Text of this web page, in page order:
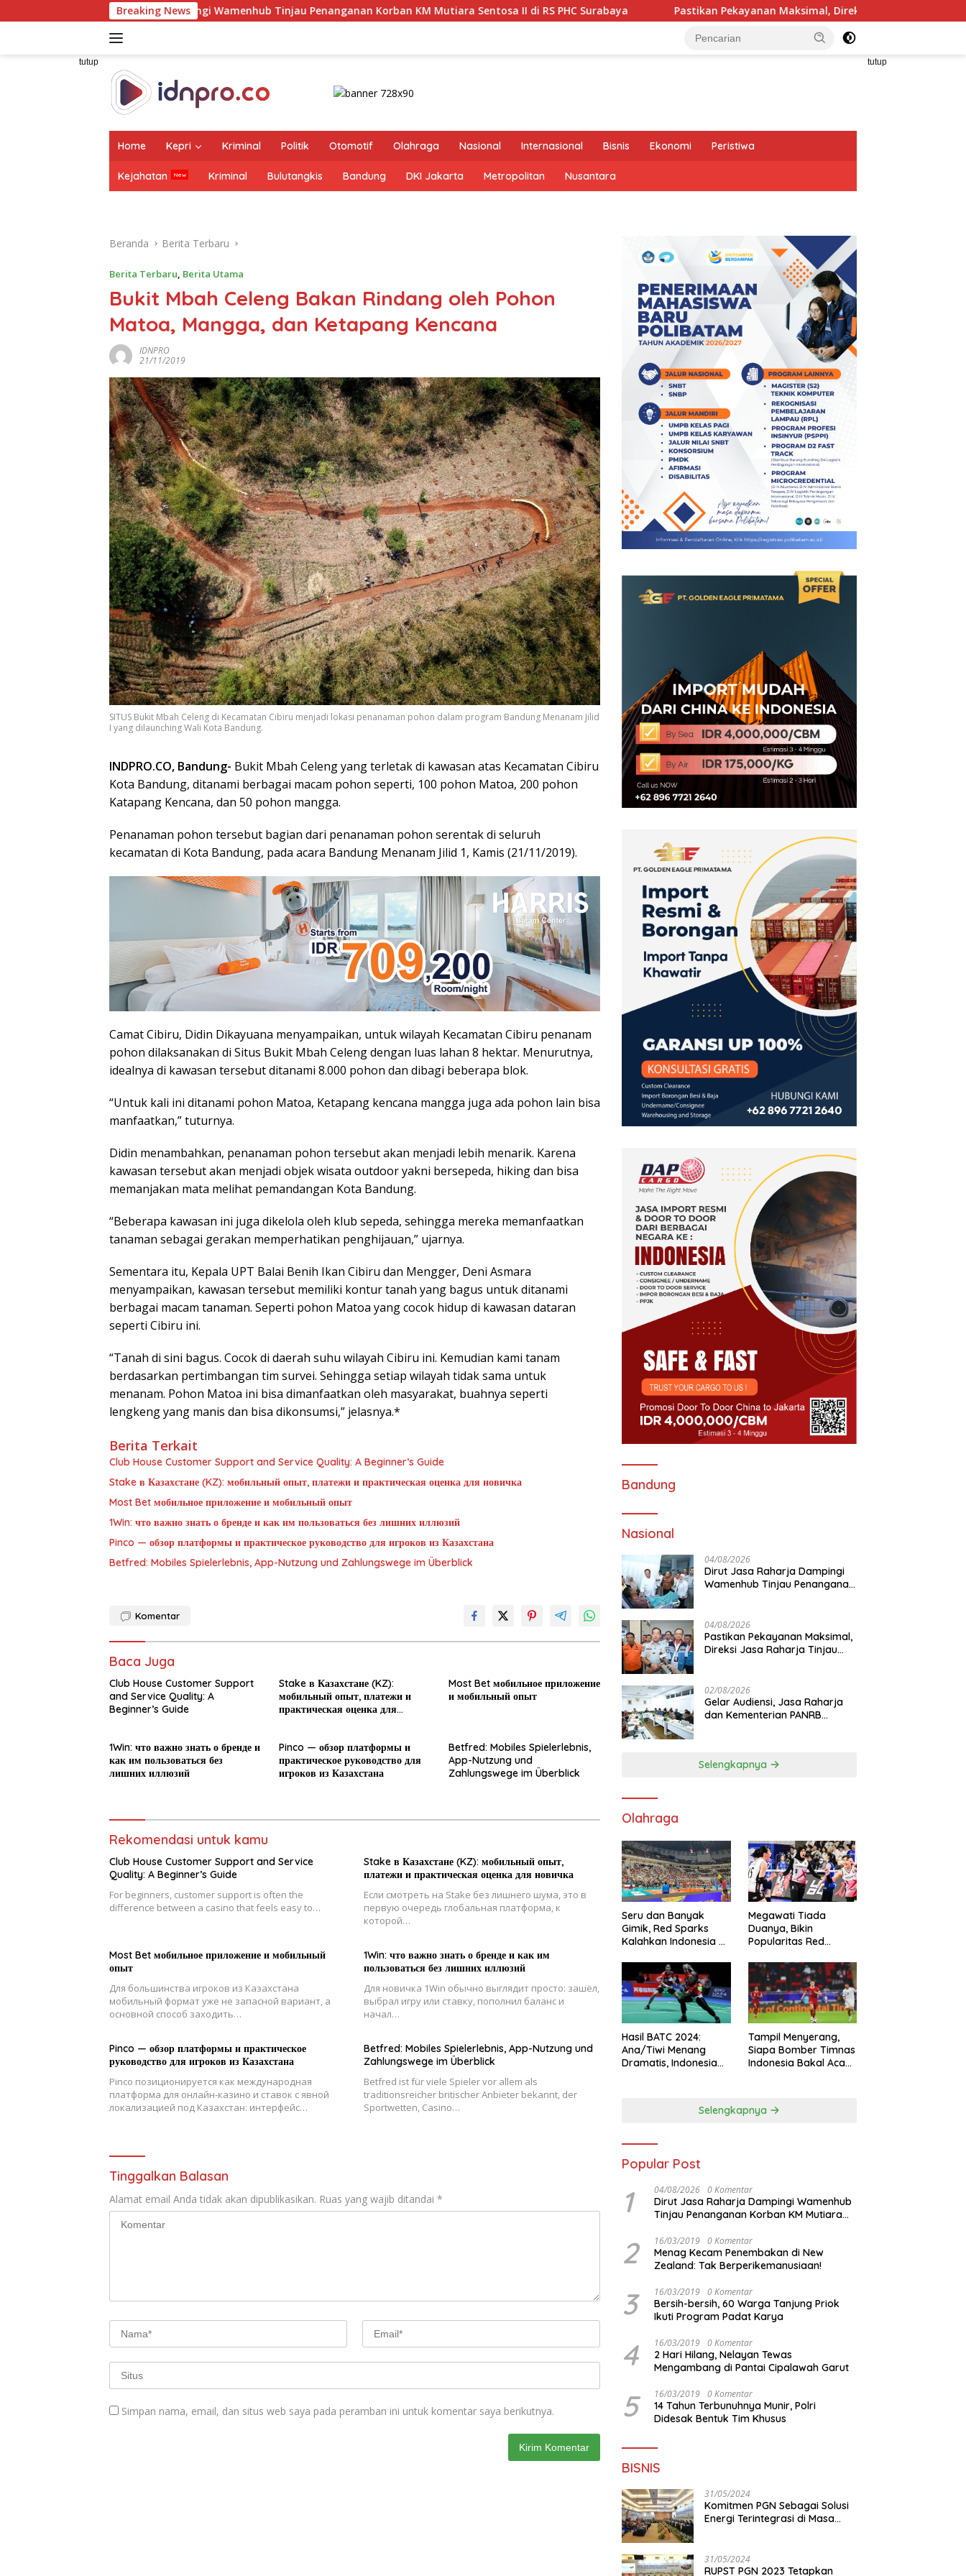
ke
Breaking News
Dampingi Wamenhub Tinjau Penanganan Korban KM Mutiara Sentosa II di RS PHC Surabaya Pastikan Pekayanan Maksimal, Direksi Jasa Raharja Tinjau Korban Kebakaran
tutup tutup
Home Kepri Kriminal Politik Otomotif Olahraga Nasional Internasional Bisnis Ekonomi Peristiwa
Kejahatan Kriminal Bulutangkis Bandung DKI Jakarta Metropolitan Nusantara
Beranda Berita Terbaru
Berita Terbaru, Berita Utama
Bukit Mbah Celeng Bakan Rindang oleh Pohon
Matoa, Mangga, dan Ketapang Kencana
IDNPRO
21/11/2019
SITUS Bukit Mbah Celeng di Kecamatan Cibiru menjadi lokasi penanaman pohon dalam program Bandung Menanam Jilid
I yang dilaunching Wali Kota Bandung.
INDPRO.CO, Bandung- Bukit Mbah Celeng yang terletak di kawasan atas Kecamatan Cibiru
Kota Bandung, ditanami berbagai macam pohon seperti, 100 pohon Matoa, 200 pohon
Katapang Kencana, dan 50 pohon mangga.
Penanaman pohon tersebut bagian dari penanaman pohon serentak di seluruh
kecamatan di Kota Bandung, pada acara Bandung Menanam Jilid 1, Kamis (21/11/2019).
Camat Cibiru, Didin Dikayuana menyampaikan, untuk wilayah Kecamatan Cibiru penanam
pohon dilaksanakan di Situs Bukit Mbah Celeng dengan luas lahan 8 hektar. Menurutnya,
idealnya di kawasan tersebut ditanami 8.000 pohon dan dibagi beberapa blok.
“Untuk kali ini ditanami pohon Matoa, Ketapang kencana mangga juga ada pohon lain bisa
manfaatkan,” tuturnya.
Didin menambahkan, penanaman pohon tersebut akan menjadi lebih menarik. Karena
kawasan tersebut akan menjadi objek wisata outdoor yakni bersepeda, hiking dan bisa
memanjakan mata melihat pemandangan Kota Bandung.
“Beberapa kawasan ini juga dikelola oleh klub sepeda, sehingga mereka memanfaatkan
tanaman sebagai gerakan memperhatikan penghijauan,” ujarnya.
Sementara itu, Kepala UPT Balai Benih Ikan Cibiru dan Mengger, Deni Asmara
menyampaikan, kawasan tersebut memiliki kontur tanah yang bagus untuk ditanami
berbagai macam tanaman. Seperti pohon Matoa yang cocok hidup di kawasan dataran
seperti Cibiru ini.
“Tanah di sini bagus. Cocok di daerah suhu wilayah Cibiru ini. Kemudian kami tanam
berdasarkan pertimbangan tim survei. Sehingga setiap wilayah tidak sama untuk
menanam. Pohon Matoa ini bisa dimanfaatkan oleh masyarakat, buahnya seperti
lengkeng yang manis dan bisa dikonsumsi,” jelasnya.*
Berita Terkait
Club House Customer Support and Service Quality: A Beginner’s Guide
Stake в Казахстане (KZ): мобильный опыт, платежи и практическая оценка для новичка
Most Bet мобильное приложение и мобильный опыт
1Win: что важно знать о бренде и как им пользоваться без лишних иллюзий
Pinco — обзор платформы и практическое руководство для игроков из Казахстана
Betfred: Mobiles Spielerlebnis, App-Nutzung und Zahlungswege im Überblick
Komentar
Baca Juga
Club House Customer Support
and Service Quality: A
Beginner’s Guide
Stake в Казахстане (KZ):
мобильный опыт, платежи и
практическая оценка для
Most Bet мобильное приложение
и мобильный опыт
1Win: что важно знать о бренде и
как им пользоваться без
лишних иллюзий
Pinco — обзор платформы и
практическое руководство для
игроков из Казахстана
Betfred: Mobiles Spielerlebnis,
App-Nutzung und
Zahlungswege im Überblick
Rekomendasi untuk kamu
Club House Customer Support and Service
Quality: A Beginner’s Guide
For beginners, customer support is often the
difference between a casino that feels easy to…
Stake в Казахстане (KZ): мобильный опыт,
платежи и практическая оценка для новичка
Если смотреть на Stake без лишнего шума, это в
первую очередь глобальная платформа, к
которой…
Most Bet мобильное приложение и мобильный
опыт
Для большинства игроков из Казахстана
мобильный формат уже не запасной вариант, а
основной способ заходить…
1Win: что важно знать о бренде и как им
пользоваться без лишних иллюзий
Для новичка 1Win обычно выглядит просто: зашёл,
выбрал игру или ставку, пополнил баланс и
начал…
Pinco — обзор платформы и практическое
руководство для игроков из Казахстана
Pinco позиционируется как международная
платформа для онлайн-казино и ставок с явной
локализацией под Казахстан: интерфейс…
Betfred: Mobiles Spielerlebnis, App-Nutzung und
Zahlungswege im Überblick
Betfred ist für viele Spieler vor allem als
traditionsreicher britischer Anbieter bekannt, der
Sportwetten, Casino…
Tinggalkan Balasan
Alamat email Anda tidak akan dipublikasikan. Ruas yang wajib ditandai *
Simpan nama, email, dan situs web saya pada peramban ini untuk komentar saya berikutnya.
Bandung
Nasional
04/08/2026
Dirut Jasa Raharja Dampingi
Wamenhub Tinjau Penanganan
04/08/2026
Pastikan Pekayanan Maksimal,
Direksi Jasa Raharja Tinjau
02/08/2026
Gelar Audiensi, Jasa Raharja
dan Kementerian PANRB
Selengkapnya
Olahraga
Seru dan Banyak
Gimik, Red Sparks
Kalahkan Indonesia All
Megawati Tiada
Duanya, Bikin
Popularitas Red
Hasil BATC 2024:
Ana/Tiwi Menang
Dramatis, Indonesia
Tampil Menyerang,
Siapa Bomber Timnas
Indonesia Bakal Acak-
Selengkapnya
Popular Post
1 04/08/2026 0 Komentar
Dirut Jasa Raharja Dampingi Wamenhub
Tinjau Penanganan Korban KM Mutiara
2 16/03/2019 0 Komentar
Menag Kecam Penembakan di New
Zealand: Tak Berperikemanusiaan!
3 16/03/2019 0 Komentar
Bersih-bersih, 60 Warga Tanjung Priok
Ikuti Program Padat Karya
4 16/03/2019 0 Komentar
2 Hari Hilang, Nelayan Tewas
Mengambang di Pantai Cipalawah Garut
5 16/03/2019 0 Komentar
14 Tahun Terbunuhnya Munir, Polri
Didesak Bentuk Tim Khusus
BISNIS
31/05/2024
Komitmen PGN Sebagai Solusi
Energi Terintegrasi di Masa
31/05/2024
RUPST PGN 2023 Tetapkan